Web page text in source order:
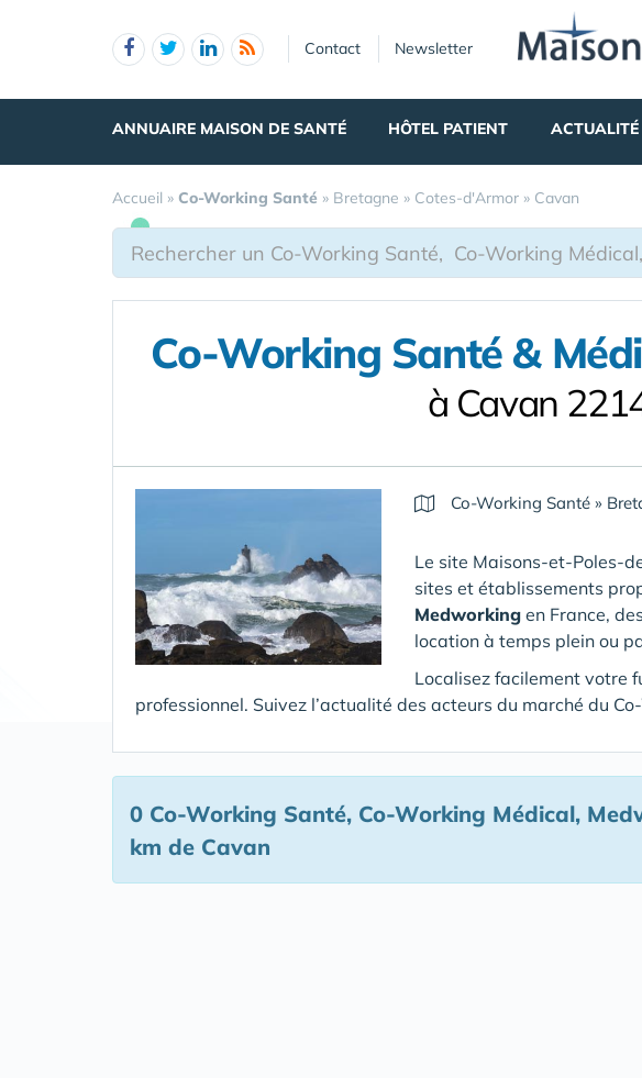
Contact Newsletter
ANNUAIRE MAISON DE SANTÉ HÔTEL PATIENT ACTUALITÉ
Accueil » Co-Working Santé » Bretagne » Cotes-d'Armor » Cavan
Co-Working Santé &
à Cavan
Co-Working Santé »
Le site Maisons-et-Poles-
sites et établissements
Medworking en France,
location à temps plein ou
Localisez facilement votre
professionnel. Suivez l’actualité des acteurs du marché du
0 Co-Working Santé, Co-Working Médical,
km de Cavan